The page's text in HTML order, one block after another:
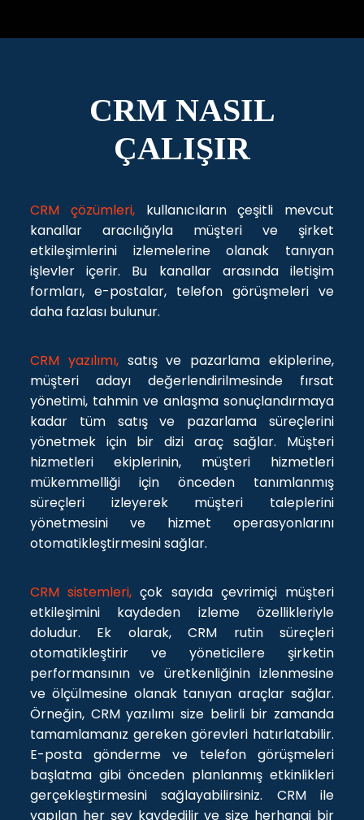
CRM NASIL
ÇALIŞIR
CRM çözümleri,kullanıcıların çeşitli mevcut
kanallar aracılığıyla müşteri ve şirket
etkileşimlerini izlemelerine olanak tanıyan
işlevler içerir. Bu kanallar arasında iletişim
formları, e-postalar, telefon görüşmeleri ve
daha fazlası bulunur.
CRM yazılımı,satış ve pazarlama ekiplerine,
müşteri adayı değerlendirilmesinde fırsat
yönetimi, tahmin ve anlaşma sonuçlandırmaya
kadar tüm satış ve pazarlama süreçlerini
yönetmek için bir dizi araç sağlar. Müşteri
hizmetleri ekiplerinin, müşteri hizmetleri
mükemmelliği için önceden tanımlanmış
süreçleri izleyerek müşteri taleplerini
yönetmesini ve hizmet operasyonlarını
otomatikleştirmesini sağlar.
CRM sistemleri, çok sayıda çevrimiçi müşteri
etkileşimini kaydeden izleme özellikleriyle
doludur. Ek olarak, CRM rutin süreçleri
otomatikleştirir ve yöneticilere şirketin
performansının ve üretkenliğinin izlenmesine
ve ölçülmesine olanak tanıyan araçlar sağlar.
Örneğin, CRM yazılımı size belirli bir zamanda
tamamlamanız gereken görevleri hatırlatabilir.
E-posta gönderme ve telefon görüşmeleri
başlatma gibi önceden planlanmış etkinlikleri
gerçekleştirmesini sağlayabilirsiniz. CRM ile
yapılan her şey kaydedilir ve size herhangi bir